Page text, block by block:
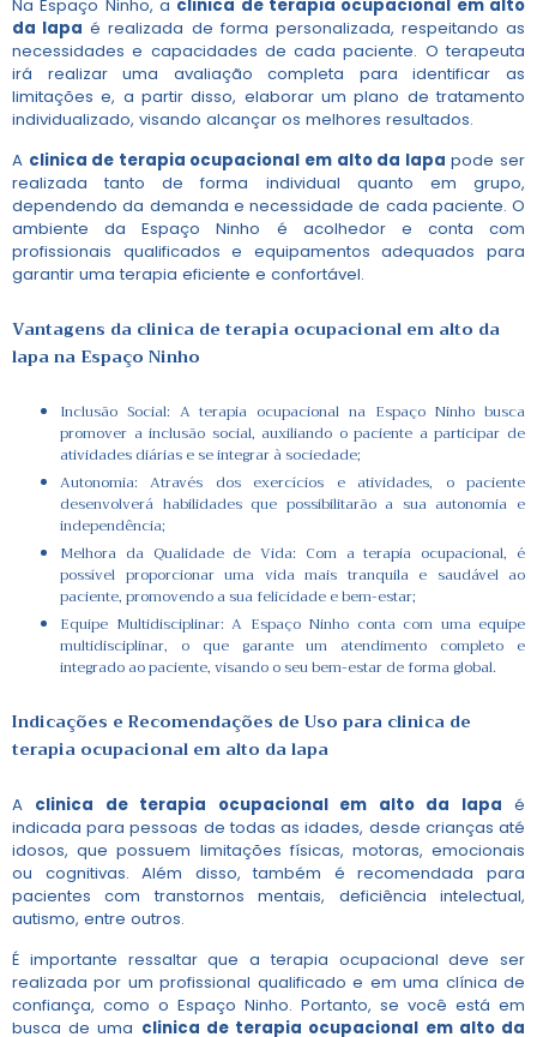
Na Espaço Ninho, a clinica de terapia ocupacional em alto
da lapa é realizada de forma personalizada, respeitando as
necessidades e capacidades de cada paciente. O terapeuta
irá realizar uma avaliação completa para identificar as
limitações e, a partir disso, elaborar um plano de tratamento
individualizado, visando alcançar os melhores resultados.
A clinica de terapia ocupacional em alto da lapa pode ser
realizada tanto de forma individual quanto em grupo,
dependendo da demanda e necessidade de cada paciente. O
ambiente da Espaço Ninho é acolhedor e conta com
profissionais qualificados e equipamentos adequados para
garantir uma terapia eficiente e confortável.
Vantagens da clinica de terapia ocupacional em alto da
lapana Espaço Ninho
Inclusão Social: A terapia ocupacional na Espaço Ninho busca
promover a inclusão social, auxiliando o paciente a participar de
atividades diárias e se integrar à sociedade;
Autonomia: Através dos exercícios e atividades, o paciente
desenvolverá habilidades que possibilitarão a sua autonomia e
independência;
Melhora da Qualidade de Vida: Com a terapia ocupacional, é
possível proporcionar uma vida mais tranquila e saudável ao
paciente, promovendo a sua felicidade e bem-estar;
Equipe Multidisciplinar: A Espaço Ninho conta com uma equipe
multidisciplinar, o que garante um atendimento completo e
integrado ao paciente, visando o seu bem-estar de forma global.
Indicações e Recomendações de Uso para clinica de
terapia ocupacional em alto da lapa
A clinica de terapia ocupacional em alto da lapa é
indicada para pessoas de todas as idades, desde crianças até
idosos, que possuem limitações físicas, motoras, emocionais
ou cognitivas. Além disso, também é recomendada para
pacientes com transtornos mentais, deficiência intelectual,
autismo, entre outros.
É importante ressaltar que a terapia ocupacional deve ser
realizada por um profissional qualificado e em uma clínica de
confiança, como o Espaço Ninho. Portanto, se você está em
busca de uma clinica de terapia ocupacional em alto da